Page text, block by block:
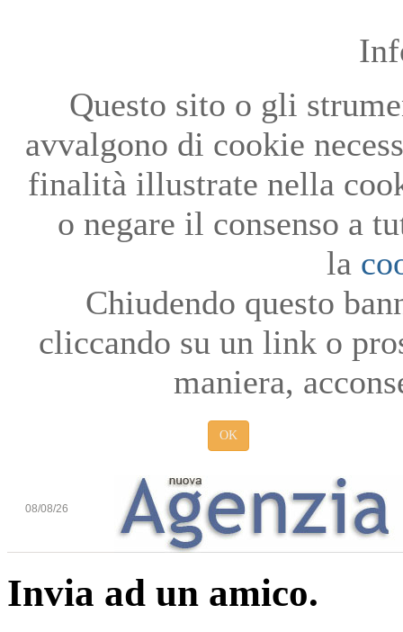
Questo sito o gli
avvalgono di cookie
finalità illustrate nella
o negare il consenso a
la
Chiudendo questo
cliccando su un link o
maniera,
OK
08/08/26
Invia ad un amico.